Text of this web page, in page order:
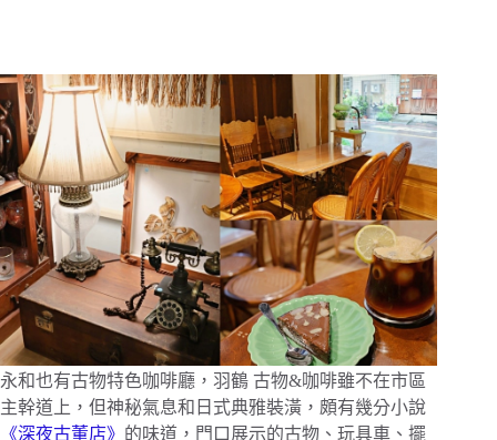
永和也有古物特色咖啡廳，羽鶴 古物&咖啡雖不在市區
主幹道上，但神秘氣息和日式典雅裝潢，頗有幾分小說
《深夜古董店》 的味道，門口展示的古物、玩具車、擺